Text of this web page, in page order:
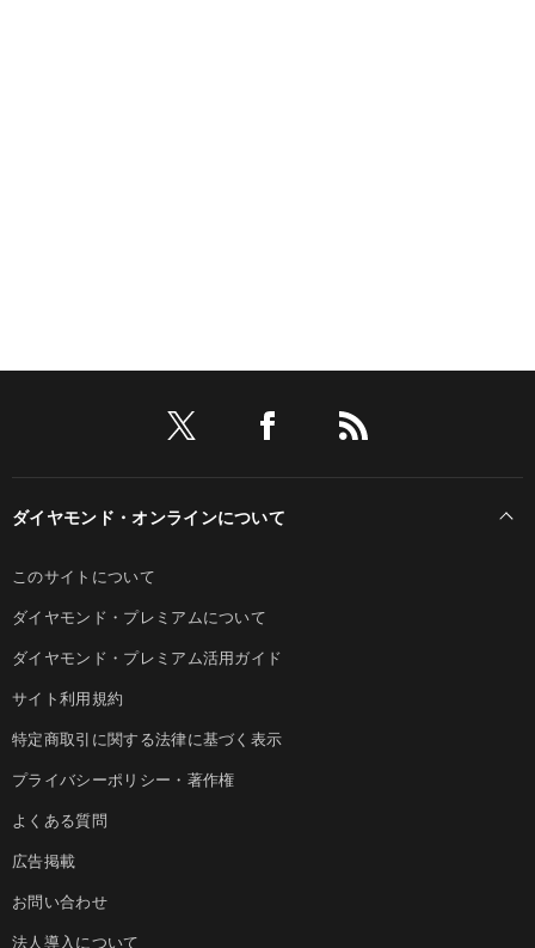
ダイヤモンド・オンラインについて
このサイトについて
ダイヤモンド・プレミアムについて
ダイヤモンド・プレミアム活用ガイド
サイト利用規約
特定商取引に関する法律に基づく表示
プライバシーポリシー・著作権
よくある質問
広告掲載
お問い合わせ
法人導入について